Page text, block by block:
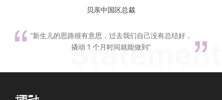
贝亲中国区总裁
“新生儿的思路很有意思，过去我们自己没有总结好，
撬动 1 个月时间就能做到”